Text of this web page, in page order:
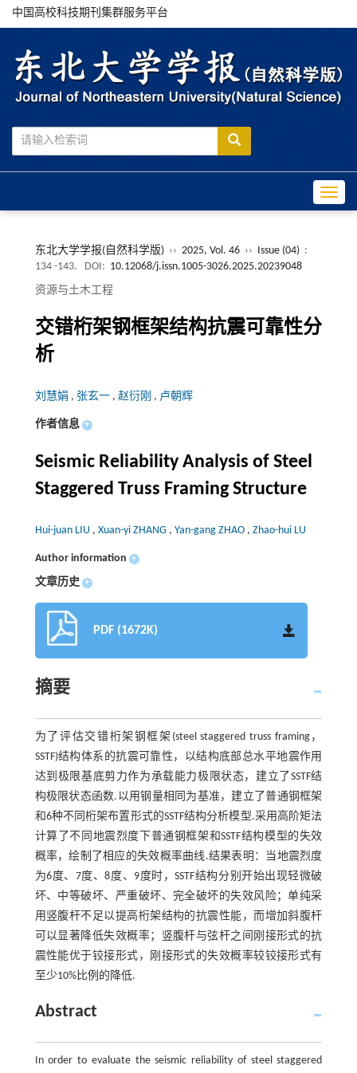
中国高校科技期刊集群服务平台
东北大学学报(自然科学版) ›› 2025, Vol. 46 ›› Issue (04) :
134 -143.
DOI: 10.12068/j.issn.1005-3026.2025.20239048
资源与土木工程
交错桁架钢框架结构抗震可靠性分
析
刘慧娟 , 张玄一 , 赵衍刚 , 卢朝辉
作者信息 +
Seismic Reliability Analysis of Steel
Staggered Truss Framing Structure
Hui-juan LIU , Xuan-yi ZHANG , Yan-gang ZHAO , Zhao-hui LU
Author information +
文章历史 +
PDF (1672K)
摘要
为了评估交错桁架钢框架(steel staggered truss framing，
SSTF)结构体系的抗震可靠性，以结构底部总水平地震作用
达到极限基底剪力作为承载能力极限状态，建立了SSTF结
构极限状态函数.以用钢量相同为基准，建立了普通钢框架
和6种不同桁架布置形式的SSTF结构分析模型.采用高阶矩法
计算了不同地震烈度下普通钢框架和SSTF结构模型的失效
概率，绘制了相应的失效概率曲线.结果表明：当地震烈度
为6度、7度、8度、9度时，SSTF结构分别开始出现轻微破
坏、中等破坏、严重破坏、完全破坏的失效风险；单纯采
用竖腹杆不足以提高桁架结构的抗震性能，而增加斜腹杆
可以显著降低失效概率；竖腹杆与弦杆之间刚接形式的抗
震性能优于铰接形式，刚接形式的失效概率较铰接形式有
至少10%比例的降低.
Abstract
In order to evaluate the seismic reliability of steel staggered